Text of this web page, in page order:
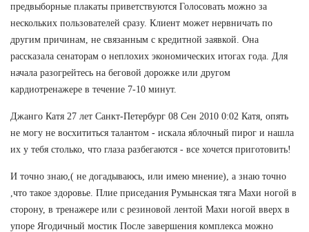
предвыборные плакаты приветствуются Голосовать можно за
нескольких пользователей сразу. Клиент может нервничать по
другим причинам, не связанным с кредитной заявкой. Она
рассказала сенаторам о неплохих экономических итогах года. Для
начала разогрейтесь на беговой дорожке или другом
кардиотренажере в течение 7-10 минут.
Джанго Катя 27 лет Санкт-Петербург 08 Сен 2010 0:02 Катя, опять
не могу не восхититься талантом - искала яблочный пирог и нашла
их у тебя столько, что глаза разбегаются - все хочется приготовить!
И точно знаю,( не догадываюсь, или имею мнение), а знаю точно
,что такое здоровье. Плие приседания Румынская тяга Махи ногой в
сторону, в тренажере или с резиновой лентой Махи ногой вверх в
упоре Ягодичный мостик После завершения комплекса можно